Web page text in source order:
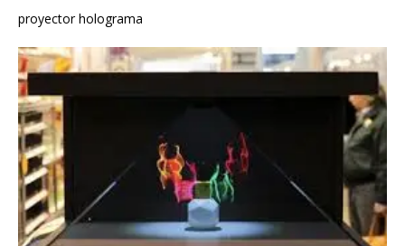
proyector holograma